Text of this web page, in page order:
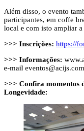
Além disso, o evento
participantes, em coffe
local e com isto ampliar
>>> Inscrições: https://
>>> Informações:
e-mail
>>> Confira momentos
Longevidade: